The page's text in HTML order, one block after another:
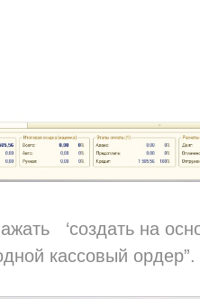
‘создать на
кассовый ордер”.